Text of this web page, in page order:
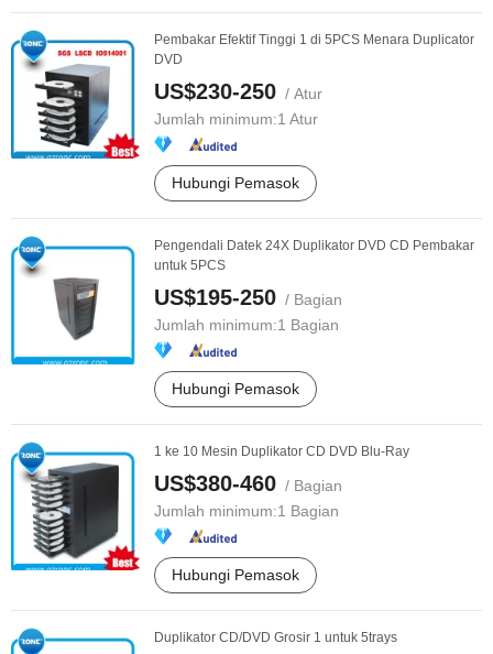
Pembakar Efektif Tinggi 1 di 5PCS Menara Duplicator
DVD
US$230-250 / Atur
Jumlah minimum:1 Atur
Hubungi Pemasok
Pengendali Datek 24X Duplikator DVD CD Pembakar
untuk 5PCS
US$195-250 / Bagian
Jumlah minimum:1 Bagian
Hubungi Pemasok
1 ke 10 Mesin Duplikator CD DVD Blu-Ray
US$380-460 / Bagian
Jumlah minimum:1 Bagian
Hubungi Pemasok
Duplikator CD/DVD Grosir 1 untuk 5trays